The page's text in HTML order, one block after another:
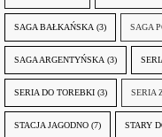
SAGA BAŁKAŃSKA (3) SAGA
SAGA ARGENTYŃSKA (3)
SERIA DO TOREBKI (3) SERIA
STACJA JAGODNO (7) STARY